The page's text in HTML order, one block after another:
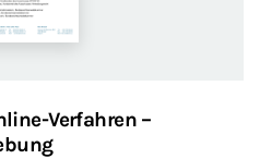
Verfahren –